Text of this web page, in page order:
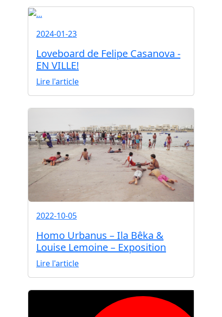
2024-01-23
Loveboard de Felipe Casanova -
EN VILLE!
Lire l'article
2022-10-05
Homo Urbanus – Ila Bêka &
Louise Lemoine – Exposition
Lire l'article